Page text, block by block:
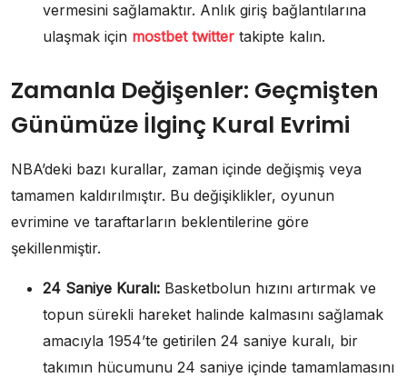
vermesini sağlamaktır. Anlık giriş bağlantılarına
ulaşmak için mostbet twitter takipte kalın.
Zamanla Değişenler: Geçmişten
Günümüze İlginç Kural Evrimi
NBA’deki bazı kurallar, zaman içinde değişmiş veya
tamamen kaldırılmıştır. Bu değişiklikler, oyunun
evrimine ve taraftarların beklentilerine göre
şekillenmiştir.
24 Saniye Kuralı: Basketbolun hızını artırmak ve
topun sürekli hareket halinde kalmasını sağlamak
amacıyla 1954’te getirilen 24 saniye kuralı, bir
takımın hücumunu 24 saniye içinde tamamlamasını